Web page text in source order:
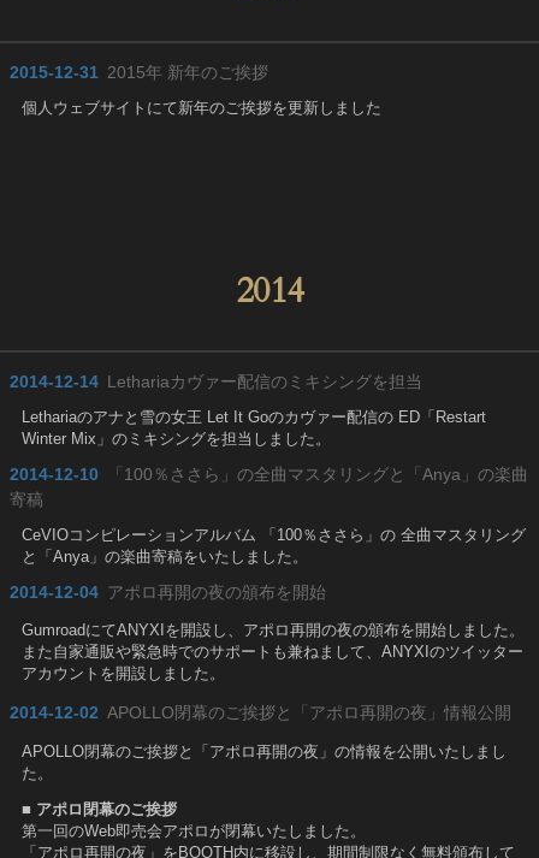
2015-12-31 2015年 新年のご挨拶
個人ウェブサイトにて新年のご挨拶を更新しました
2014
2014-12-14 Lethariaカヴァー配信のミキシングを担当
Lethariaのアナと雪の女王 Let It Goのカヴァー配信の ED「Restart
Winter Mix」のミキシングを担当しました。
2014-12-10
「100％ささら」の全曲マスタリングと「Anya」の楽曲
寄稿
CeVIOコンピレーションアルバム 「100％ささら」の 全曲マスタリング
と「Anya」の楽曲寄稿をいたしました。
2014-12-04 アポロ再開の夜の頒布を開始
GumroadにてANYXIを開設し、アポロ再開の夜の頒布を開始しました。
また自家通販や緊急時でのサポートも兼ねまして、ANYXIのツイッター
アカウントを開設しました。
2014-12-02 APOLLO閉幕のご挨拶と「アポロ再開の夜」情報公開
APOLLO閉幕のご挨拶と「アポロ再開の夜」の情報を公開いたしまし
た。
■ アポロ閉幕のご挨拶
第一回のWeb即売会アポロが閉幕いたしました。
「アポロ再開の夜」をBOOTH内に移設し、期間制限なく無料頒布して